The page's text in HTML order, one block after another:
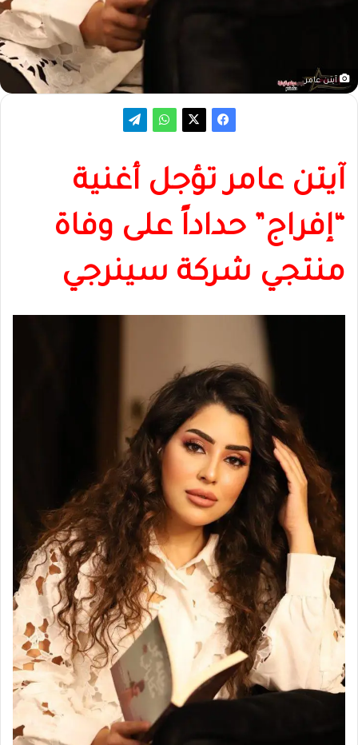
آيتن عامر
آيتن عامر تؤجل أغنية
“إفراج” حداداً على وفاة
منتجي شركة سينرجي